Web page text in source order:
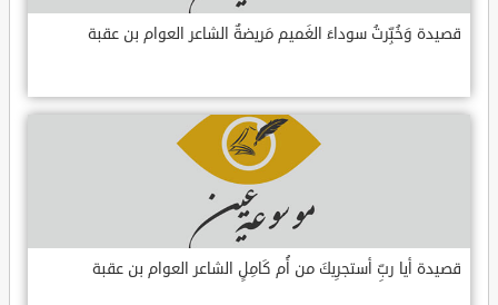
قصيدة وَخُبِّرتُ سوداءَ الغَميم مَريضةٌ الشاعر العوام بن عقبة
قصيدة أيا ربِّ أستجرِيكَ من أُم كَامِلٍ الشاعر العوام بن عقبة